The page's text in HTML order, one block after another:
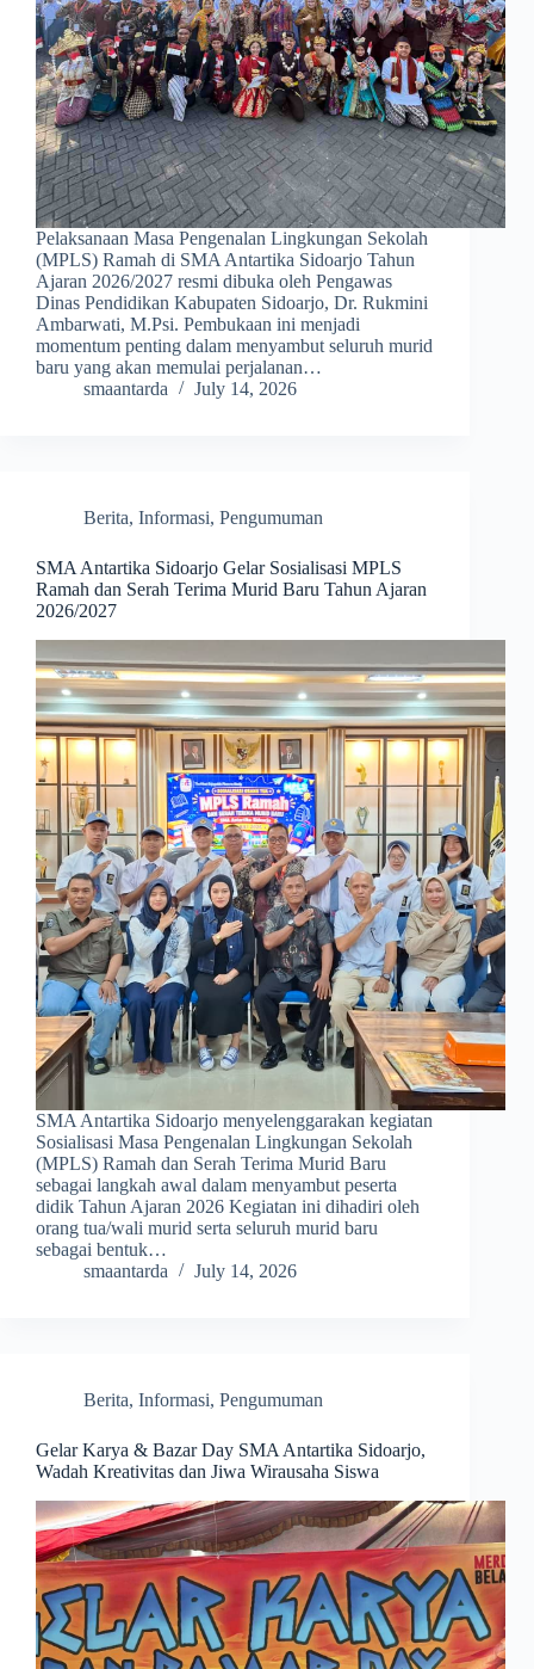
Pelaksanaan Masa Pengenalan Lingkungan Sekolah
(MPLS) Ramah di SMA Antartika Sidoarjo Tahun
Ajaran 2026/2027 resmi dibuka oleh Pengawas
Dinas Pendidikan Kabupaten Sidoarjo, Dr. Rukmini
Ambarwati, M.Psi. Pembukaan ini menjadi
momentum penting dalam menyambut seluruh murid
baru yang akan memulai perjalanan…
smaantarda
July 14, 2026
Berita, Informasi, Pengumuman
SMA Antartika Sidoarjo Gelar Sosialisasi MPLS
Ramah dan Serah Terima Murid Baru Tahun Ajaran
2026/2027
SMA Antartika Sidoarjo menyelenggarakan kegiatan
Sosialisasi Masa Pengenalan Lingkungan Sekolah
(MPLS) Ramah dan Serah Terima Murid Baru
sebagai langkah awal dalam menyambut peserta
didik Tahun Ajaran 2026 Kegiatan ini dihadiri oleh
orang tua/wali murid serta seluruh murid baru
sebagai bentuk…
smaantarda
July 14, 2026
Berita, Informasi, Pengumuman
Gelar Karya & Bazar Day SMA Antartika Sidoarjo,
Wadah Kreativitas dan Jiwa Wirausaha Siswa